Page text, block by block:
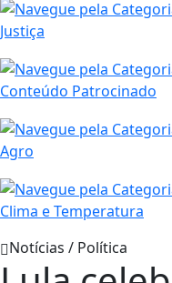
Justiça
Conteúdo Patrocinado
Agro
Clima e Temperatura
Notícias / Política